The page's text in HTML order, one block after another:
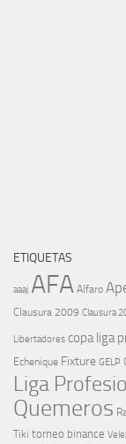
ETIQUETAS
aaaj AFA Alfaro
Clausura 2009 Clausura
Libertadores copa liga
Echenique Fixture GELP
Liga
Quemeros
Tiki torneo binance